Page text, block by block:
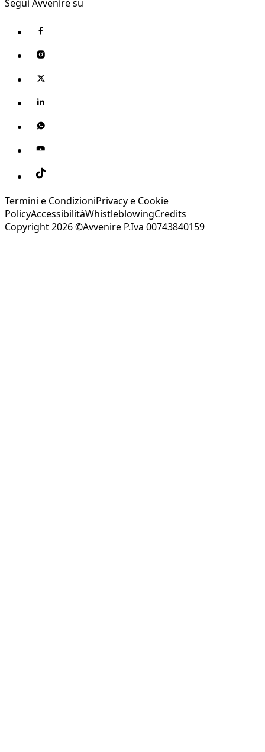
Segui Avvenire su
Termini e CondizioniPrivacy e Cookie
PolicyAccessibilitàWhistleblowingCredits
Copyright 2026 ©Avvenire P.Iva 00743840159